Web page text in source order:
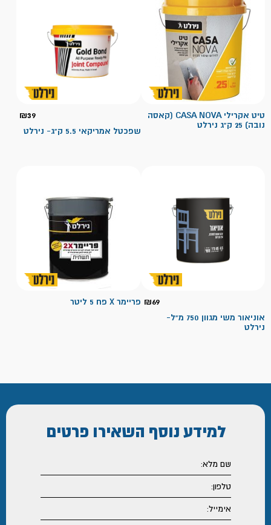
טיט אקרילי CASA NOVA (קאסה
נובה) 25 ק"ג נירלט
₪39
שפכטל אמריקאי 5.5 ק"ג- נירלט
₪69
אוניאור משי מגוון 750 מ"ל-
נירלט
פריימר X פח 5 ליטר
למידע נוסף השאירו פרטים